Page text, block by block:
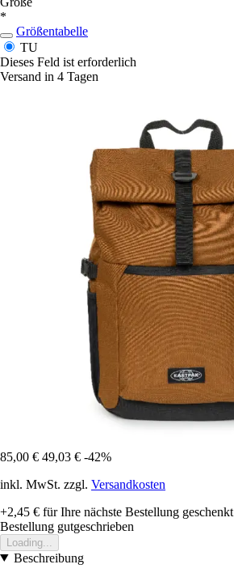
*
Größentabelle
TU
Dieses Feld ist erforderlich
Versand in 4 Tagen
85,00 € 49,03 € -42%
inkl. MwSt. zzgl. Versandkosten
+2,45 € für Ihre nächste Bestellung geschenkt
Bestellung gutgeschrieben
Loading...
Beschreibung